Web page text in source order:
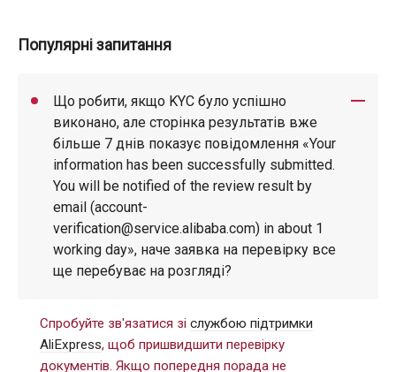
Популярні запитання
Що робити, якщо KYC було успішно
виконано, але сторінка результатів вже
більше 7 днів показує повідомлення «Your
information has been successfully submitted.
You will be notified of the review result by
email (account-
verification@service.alibaba.com) in about 1
working day», наче заявка на перевірку все
ще перебуває на розгляді?
Спробуйте зв'язатися зі службою підтримки
AliExpress, щоб пришвидшити перевірку
документів. Якщо попередня порада не